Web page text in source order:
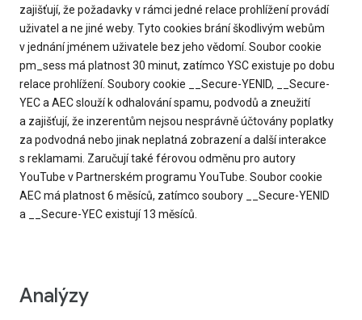
zajišťují, že požadavky v rámci jedné relace prohlížení provádí
uživatel a ne jiné weby. Tyto cookies brání škodlivým webům
v jednání jménem uživatele bez jeho vědomí. Soubor cookie
pm_sess má platnost 30 minut, zatímco YSC existuje po dobu
relace prohlížení. Soubory cookie __Secure-YENID, __Secure-
YEC a AEC slouží k odhalování spamu, podvodů a zneužití
a zajišťují, že inzerentům nejsou nesprávně účtovány poplatky
za podvodná nebo jinak neplatná zobrazení a další interakce
s reklamami. Zaručují také férovou odměnu pro autory
YouTube v Partnerském programu YouTube. Soubor cookie
AEC má platnost 6 měsíců, zatímco soubory __Secure-YENID
a __Secure-YEC existují 13 měsíců.
Analýzy